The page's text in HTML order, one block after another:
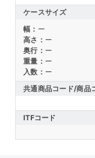
ケースサイズ
幅： ー
高さ： ー
奥行： ー
重量： ー
入数： ー
共通商品コード/商品
ITFコード